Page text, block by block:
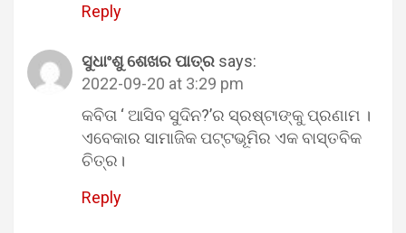
Reply
ସୁଧାଂଶୁ ଶେଖର ପାତ୍ର says:
2022-09-20 at 3:29 pm
କବିତା ‘ ଆସିବ ସୁଦିନ?’ର ସ୍ରଷ୍ଟାଙ୍କୁ ପ୍ରଣାମ ।
ଏବେକାର ସାମାଜିକ ପଟ୍ଟଭୂମିର ଏକ ବାସ୍ତବିକ
ଚିତ୍ର।
Reply